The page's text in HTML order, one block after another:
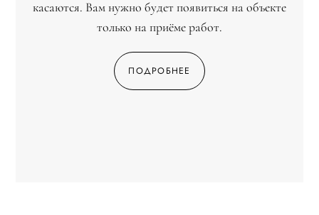
касаются. Вам нужно будет появиться на объекте
только на приёме работ.
ПОДРОБНЕЕ